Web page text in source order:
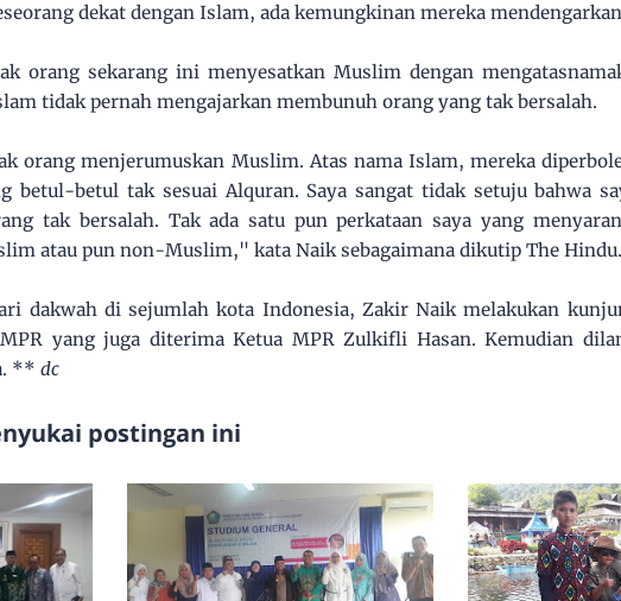
dekat dengan Islam, ada kemungkinan mereka
orang sekarang ini menyesatkan Muslim dengan
tidak pernah mengajarkan membunuh orang yang tak bersalah.
orang menjerumuskan Muslim. Atas nama Islam, mereka
betul-betul tak sesuai Alquran. Saya sangat tidak setuju bahwa
tak bersalah. Tak ada satu pun perkataan saya yang
atau pun non-Muslim," kata Naik sebagaimana dikutip The Hindu.
dakwah di sejumlah kota Indonesia, Zakir Naik melakukan
yang juga diterima Ketua MPR Zulkifli Hasan. Kemudian
** dc
postingan ini